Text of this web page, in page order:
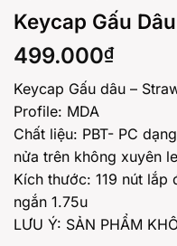
Keycap Gấu
499.000₫
Keycap Gấu dâu –
Profile: MDA
Chất liệu: PBT- PC
nửa trên không xuyên
Kích thước: 119 nút
ngắn 1.75u
LƯU Ý: SẢN PHẨM